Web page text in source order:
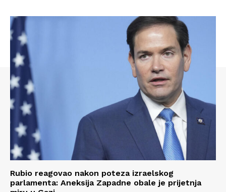
Info
O nama
Kontakt
Impressum
Rubio reagovao nakon poteza izraelskog
parlamenta: Aneksija Zapadne obale je prijetnja